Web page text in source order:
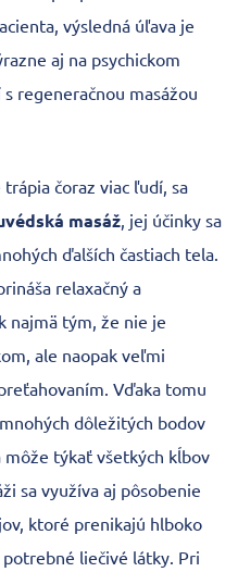
výsledná úľava je
aj na psychickom
regeneračnou masážou
čoraz viac ľudí, sa
masáž, jej účinky sa
ďalších častiach tela.
relaxačný a
najmä tým, že nie je
ale naopak veľmi
Vďaka tomu
dôležitých bodov
týkať všetkých kĺbov
sa využíva aj pôsobenie
ktoré prenikajú hlboko
liečivé látky. Pri